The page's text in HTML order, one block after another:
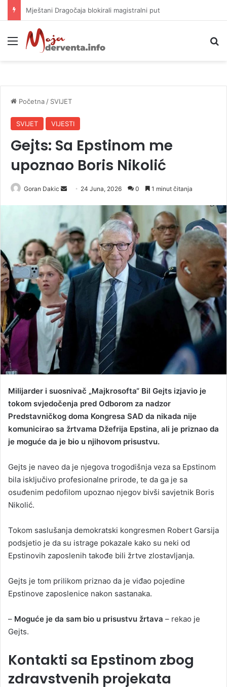
Helikopter ponovo gasi vatru u selima kod Trebinja
Meni
Početna / SVIJET
SVIJET VIJESTI
Gejts: Sa Epstinom me
upoznao Boris Nikolić
Goran Dakic
d
a
n
e
m
a
i
24 Juna, 2026 0 1 minut čitanja
Milijarder i suosnivač „Majkrosofta“ Bil Gejts izjavio je
tokom svjedočenja pred Odborom za nadzor
Predstavničkog doma Kongresa SAD da nikada nije
komunicirao sa žrtvama Džefrija Epstina, ali je priznao da
je moguće da je bio u njihovom prisustvu.
Gejts je naveo da je njegova trogodišnja veza sa Epstinom
bila isključivo profesionalne prirode, te da ga je sa
osuđenim pedofilom upoznao njegov bivši savjetnik Boris
Nikolić.
Tokom saslušanja demokratski kongresmen Robert Garsija
podsjetio je da su istrage pokazale kako su neki od
Epstinovih zaposlenih takođe bili žrtve zlostavljanja.
Gejts je tom prilikom priznao da je viđao pojedine
Epstinove zaposlenice nakon sastanaka.
– Moguće je da sam bio u prisustvu žrtava – rekao je
Gejts.
Kontakti sa Epstinom zbog
zdravstvenih projekata